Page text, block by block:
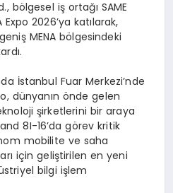
bölgesel iş ortağı SAME
2026’ya katılarak,
MENA bölgesindeki
İstanbul Fuar Merkezi’nde
dünyanın önde gelen
şirketlerini bir araya
8I-16’da görev kritik
mobilite ve saha
için geliştirilen en yeni
bilgi işlem